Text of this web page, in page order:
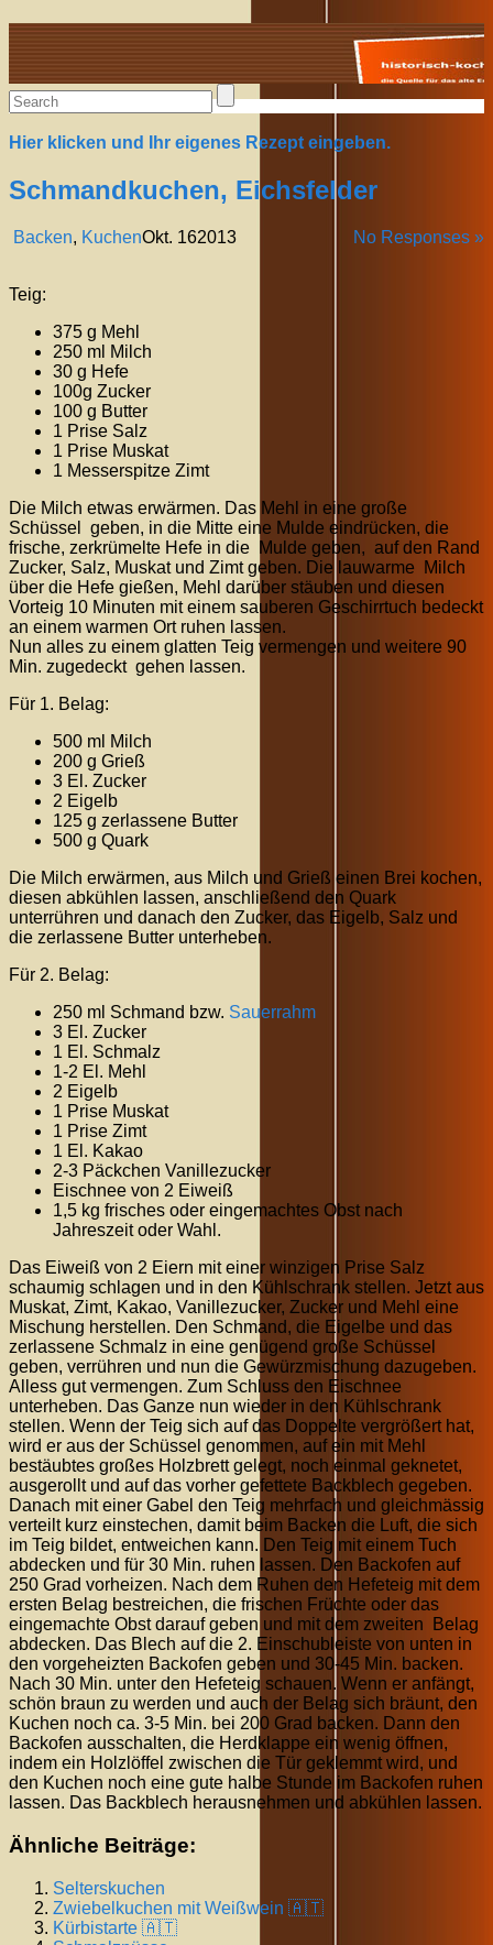
Alte Rezepte online
Hier klicken und Ihr eigenes Rezept eingeben.
Schmandkuchen, Eichsfelder
Backen, Kuchen No Responses »
Okt. 162013
Teig:
375 g Mehl
250 ml Milch
30 g Hefe
100g Zucker
100 g Butter
1 Prise Salz
1 Prise Muskat
1 Messerspitze Zimt
Die Milch etwas erwärmen. Das Mehl in eine große
Schüssel geben, in die Mitte eine Mulde eindrücken, die
frische, zerkrümelte Hefe in die Mulde geben, auf den Rand
Zucker, Salz, Muskat und Zimt geben. Die lauwarme Milch
über die Hefe gießen, Mehl darüber stäuben und diesen
Vorteig 10 Minuten mit einem sauberen Geschirrtuch bedeckt
an einem warmen Ort ruhen lassen.
Nun alles zu einem glatten Teig vermengen und weitere 90
Min. zugedeckt gehen lassen.
Für 1. Belag:
500 ml Milch
200 g Grieß
3 El. Zucker
2 Eigelb
125 g zerlassene Butter
500 g Quark
Die Milch erwärmen, aus Milch und Grieß einen Brei kochen,
diesen abkühlen lassen, anschließend den Quark
unterrühren und danach den Zucker, das Eigelb, Salz und
die zerlassene Butter unterheben.
Für 2. Belag:
250 ml Schmand bzw. Sauerrahm
3 El. Zucker
1 El. Schmalz
1-2 El. Mehl
2 Eigelb
1 Prise Muskat
1 Prise Zimt
1 El. Kakao
2-3 Päckchen Vanillezucker
Eischnee von 2 Eiweiß
1,5 kg frisches oder eingemachtes Obst nach
Jahreszeit oder Wahl.
Das Eiweiß von 2 Eiern mit einer winzigen Prise Salz
schaumig schlagen und in den Kühlschrank stellen. Jetzt aus
Muskat, Zimt, Kakao, Vanillezucker, Zucker und Mehl eine
Mischung herstellen. Den Schmand, die Eigelbe und das
zerlassene Schmalz in eine genügend große Schüssel
geben, verrühren und nun die Gewürzmischung dazugeben.
Alless gut vermengen. Zum Schluss den Eischnee
unterheben. Das Ganze nun wieder in den Kühlschrank
stellen. Wenn der Teig sich auf das Doppelte vergrößert hat,
wird er aus der Schüssel genommen, auf ein mit Mehl
bestäubtes großes Holzbrett gelegt, noch einmal geknetet,
ausgerollt und auf das vorher gefettete Backblech gegeben.
Danach mit einer Gabel den Teig mehrfach und gleichmässig
verteilt kurz einstechen, damit beim Backen die Luft, die sich
im Teig bildet, entweichen kann. Den Teig mit einem Tuch
abdecken und für 30 Min. ruhen lassen. Den Backofen auf
250 Grad vorheizen. Nach dem Ruhen den Hefeteig mit dem
ersten Belag bestreichen, die frischen Früchte oder das
eingemachte Obst darauf geben und mit dem zweiten Belag
abdecken. Das Blech auf die 2. Einschubleiste von unten in
den vorgeheizten Backofen geben und 30-45 Min. backen.
Nach 30 Min. unter den Hefeteig schauen. Wenn er anfängt,
schön braun zu werden und auch der Belag sich bräunt, den
Kuchen noch ca. 3-5 Min. bei 200 Grad backen. Dann den
Backofen ausschalten, die Herdklappe ein wenig öffnen,
indem ein Holzlöffel zwischen die Tür geklemmt wird, und
den Kuchen noch eine gute halbe Stunde im Backofen ruhen
lassen. Das Backblech herausnehmen und abkühlen lassen.
Ähnliche Beiträge:
Selterskuchen
Zwiebelkuchen mit Weißwein 🇦🇹
Kürbistarte 🇦🇹